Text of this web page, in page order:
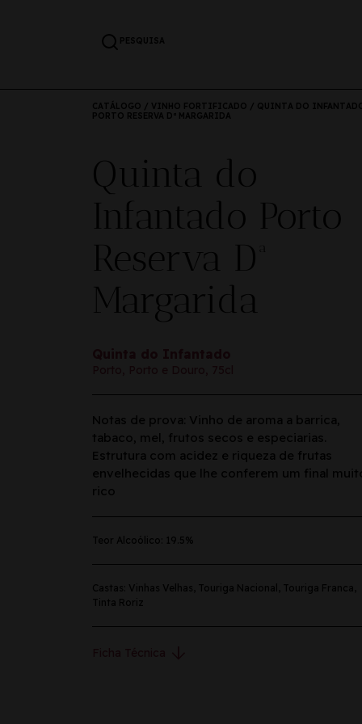
PESQUISA
CATÁLOGO / VINHO FORTIFICADO / QUINTA DO
PORTO RESERVA Dª MARGARIDA
Quinta do
Infantado Porto
Reserva Dª
Margarida
Notas de prova: Vinho de aroma a barrica,
tabaco, mel, frutos secos e especiarias.
Estrutura com acidez e riqueza de frutas
envelhecidas que lhe conferem um final
rico
Teor Alcoólico: 19.5%
Castas: Vinhas Velhas, Touriga Nacional, Touriga Franca,
Tinta Roriz